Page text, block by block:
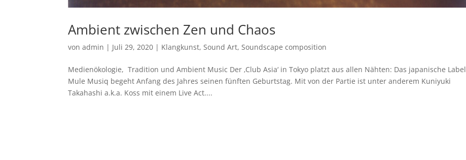
Ambient zwischen Zen und Chaos
vonadmin | Juli 29, 2020 | Klangkunst, Sound Art, Soundscape composition
Medienökologie, Tradition und Ambient Music Der ‚Club Asia‘ in Tokyo platzt aus allen Nähten: Das japanische Label
Mule Musiq begeht Anfang des Jahres seinen fünften Geburtstag. Mit von der Partie ist unter anderem Kuniyuki
Takahashi a.k.a. Koss mit einem Live Act....